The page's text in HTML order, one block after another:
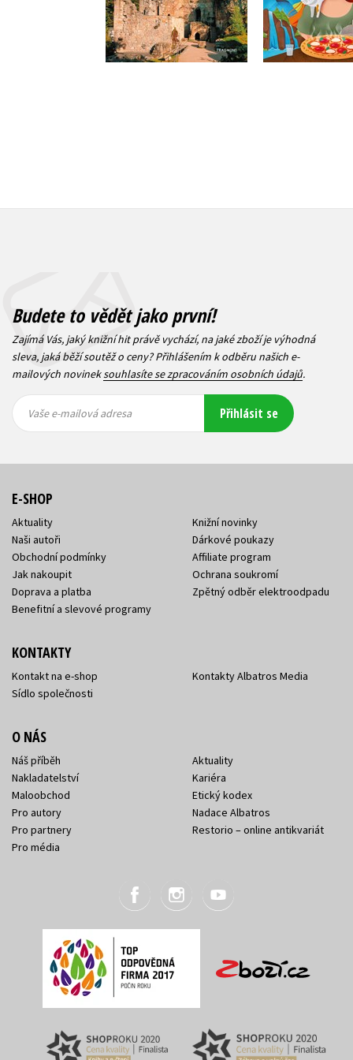
Do košíku
269 Kč
215 Kč
Do
319 Kč
Budete to vědět jako první!
Zajímá Vás, jaký knižní hit právě vychází, na jaké zboží je výhodná
sleva, jaká běží soutěž o ceny? Přihlášením k odběru našich e-
mailových novineksouhlasíte se zpracováním osobních údajů.
mailová
mailová
Vaše e-mailová adresa Přihlásit se
E-SHOP
Aktuality
Naši autoři
Obchodní podmínky
Jak nakoupit
Doprava a platba
Benefitní a slevové programy
Knižní novinky
Dárkové poukazy
Affiliate program
Ochrana soukromí
Zpětný odběr elektroodpadu
KONTAKTY
Kontakt na e-shop
Sídlo společnosti
Kontakty Albatros Media
O NÁS
Náš příběh
Nakladatelství
Maloobchod
Pro autory
Pro partnery
Pro média
Aktuality
Kariéra
Etický kodex
Nadace Albatros
Restorio – online antikvariát